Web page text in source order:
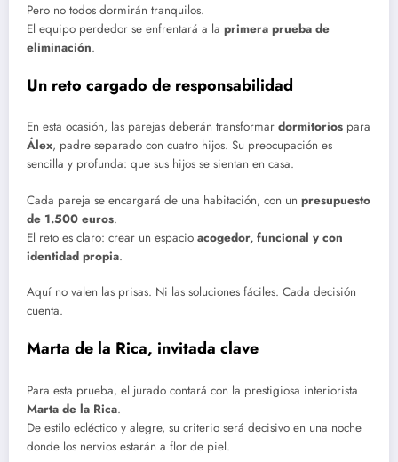
Pero no todos dormirán tranquilos.
El equipo perdedor se enfrentará a la primera prueba de
eliminación.
Un reto cargado de responsabilidad
En esta ocasión, las parejas deberán transformar dormitorios para
Álex, padre separado con cuatro hijos. Su preocupación es
sencilla y profunda: que sus hijos se sientan en casa.
Cada pareja se encargará de una habitación, con un presupuesto
de 1.500 euros.
El reto es claro: crear un espacio acogedor, funcional y con
identidad propia.
Aquí no valen las prisas. Ni las soluciones fáciles. Cada decisión
cuenta.
Marta de la Rica, invitada clave
Para esta prueba, el jurado contará con la prestigiosa interiorista
Marta de la Rica.
De estilo ecléctico y alegre, su criterio será decisivo en una noche
donde los nervios estarán a flor de piel.